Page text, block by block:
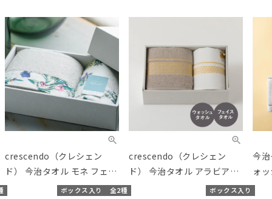
crescendo（クレシェン
ド） 今治タオル モネ フェイ
スタオル･タオルハンカチ 2
ボックス入り 全2種
crescendo（クレシェン
ド） 今治タオル アラビアン
フェイスタオル・ウォッシ
ボックス入り
今
ォ
【